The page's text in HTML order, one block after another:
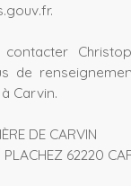
de
Carvin.
DE CARVIN
62220